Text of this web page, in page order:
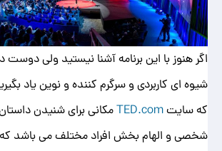
اگر هنوز با این برنامه آشنا نیستید ولی دوست
شیوه ای کاربردی و سرگرم کننده و نوین یاد
که سایتTED.comمکانی برای شنیدن
شخصی و الهام ‌بخش افراد مختلف می باشد که